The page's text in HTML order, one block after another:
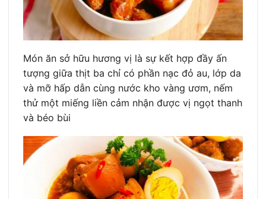
Món ăn sở hữu hương vị là sự kết hợp đầy ấn
tượng giữa thịt ba chỉ có phần nạc đỏ au, lớp da
và mỡ hấp dẫn cùng nước kho vàng ươm, nếm
thử một miếng liền cảm nhận được vị ngọt thanh
và béo bùi